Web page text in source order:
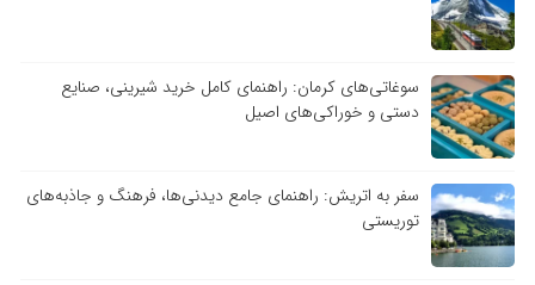
سوغاتی‌های کرمان: راهنمای کامل خرید شیرینی، صنایع
دستی و خوراکی‌های اصیل
سفر به اتریش: راهنمای جامع دیدنی‌ها، فرهنگ و جاذبه‌های
توریستی